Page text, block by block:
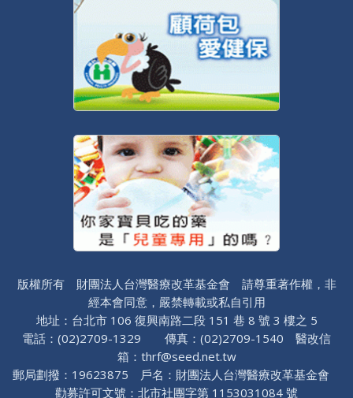
版權所有 財團法人台灣醫療改革基金會 請尊重著作權，非
經本會同意，嚴禁轉載或私自引用
地址：台北市 106 復興南路二段 151 巷 8 號 3 樓之 5
電話：(02)2709-1329 傳真：(02)2709-1540 醫改信
箱：thrf@seed.net.tw
郵局劃撥：19623875 戶名：財團法人台灣醫療改革基金會
勸募許可文號：北市社團字第 1153031084 號